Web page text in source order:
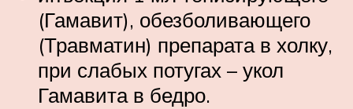
(Гамавит), обезболивающего
(Травматин) препарата в холку,
при слабых потугах – укол
Гамавита в бедро.